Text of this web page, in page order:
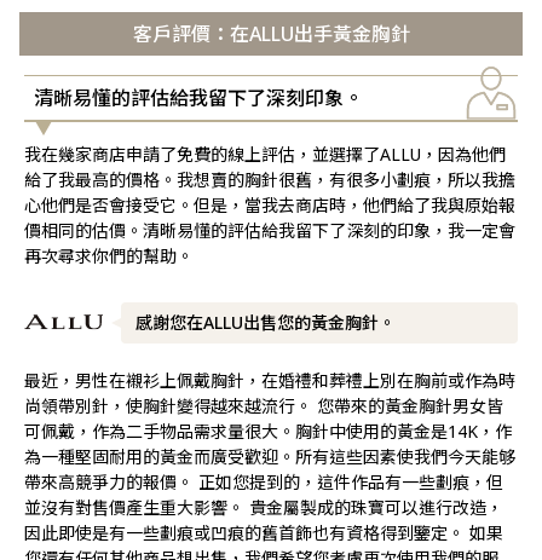
客戶評價：在ALLU出手黃金胸針
清晰易懂的評估給我留下了深刻印象。
我在幾家商店申請了免費的線上評估，並選擇了ALLU，因為他們
給了我最高的價格。我想賣的胸針很舊，有很多小劃痕，所以我擔
心他們是否會接受它。但是，當我去商店時，他們給了我與原始報
價相同的估價。清晰易懂的評估給我留下了深刻的印象，我一定會
再次尋求你們的幫助。
感謝您在ALLU出售您的黃金胸針。
最近，男性在襯衫上佩戴胸針，在婚禮和葬禮上別在胸前或作為時
尚領帶別針，使胸針變得越來越流行。 您帶來的黃金胸針男女皆
可佩戴，作為二手物品需求量很大。胸針中使用的黃金是14K，作
為一種堅固耐用的黃金而廣受歡迎。所有這些因素使我們今天能够
帶來高競爭力的報價。 正如您提到的，這件作品有一些劃痕，但
並沒有對售價產生重大影響。 貴金屬製成的珠寶可以進行改造，
因此即使是有一些劃痕或凹痕的舊首飾也有資格得到鑒定。 如果